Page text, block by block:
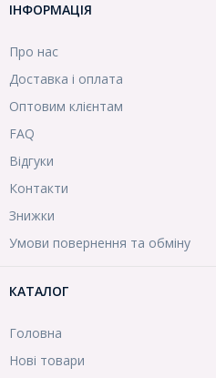
ІНФОРМАЦІЯ
Про нас
Доставка і оплата
Оптовим клієнтам
FAQ
Відгуки
Контакти
Знижки
Умови повернення та обміну
КАТАЛОГ
Головна
Нові товари